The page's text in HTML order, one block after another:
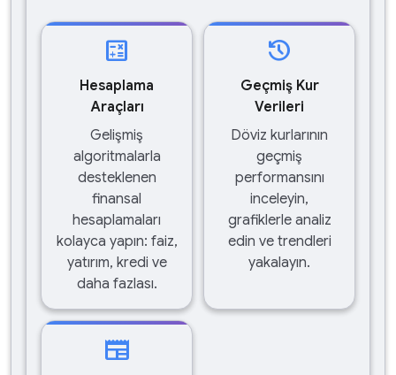
calculate
Hesaplama
Araçları
Gelişmiş
algoritmalarla
desteklenen
finansal
hesaplamaları
kolayca yapın: faiz,
yatırım, kredi ve
daha fazlası.
history
Geçmiş Kur
Verileri
Döviz kurlarının
geçmiş
performansını
inceleyin,
grafiklerle analiz
edin ve trendleri
yakalayın.
newspaper